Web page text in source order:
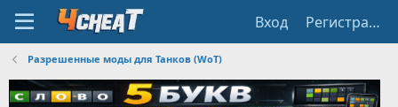
Вход Регистрация
Разрешенные моды для Танков (WoT)